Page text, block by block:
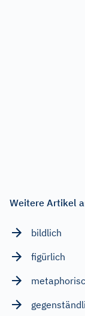
Weitere Artikel
bildlich
figürlich